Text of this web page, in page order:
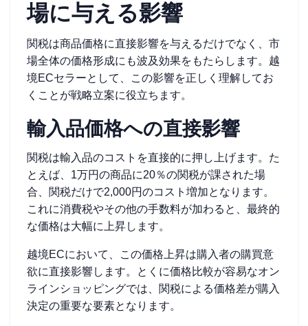
場に与える影響
関税は商品価格に直接影響を与えるだけでなく、市
場全体の価格形成にも波及効果をもたらします。越
境ECセラーとして、この影響を正しく理解してお
くことが戦略立案に役立ちます。
輸入品価格への直接影響
関税は輸入品のコストを直接的に押し上げます。た
とえば、1万円の商品に20％の関税が課された場
合、関税だけで2,000円のコスト増加となります。
これに消費税やその他の手数料が加わると、最終的
な価格は大幅に上昇します。
越境ECにおいて、この価格上昇は購入者の購買意
欲に直接影響します。とくに価格比較が容易なオン
ラインショッピングでは、関税による価格差が購入
決定の重要な要素となります。